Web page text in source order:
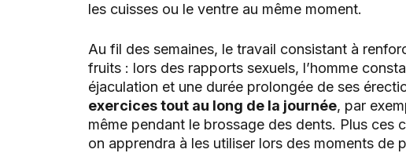
les cuisses ou le ventre au même moment.
Au fil des semaines, le travail consistant à
fruits : lors des rapports sexuels, l’homme
éjaculation et une durée prolongée de ses
exercices tout au long de la journée, par
même pendant le brossage des dents. Plus ces
on apprendra à les utiliser lors des moments de